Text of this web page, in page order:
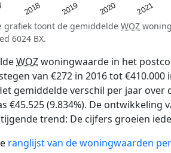
2018 2019 2020 2021
grafiek toont de gemiddelde WOZ
6024 BX.
WOZwoningwaarde in het
van €272 in 2016 tot
gemiddelde verschil per jaar
€45.525 (9.834%). De ontwikkeling
trend: De cijfers groeien
ranglijst van de woningwaarden